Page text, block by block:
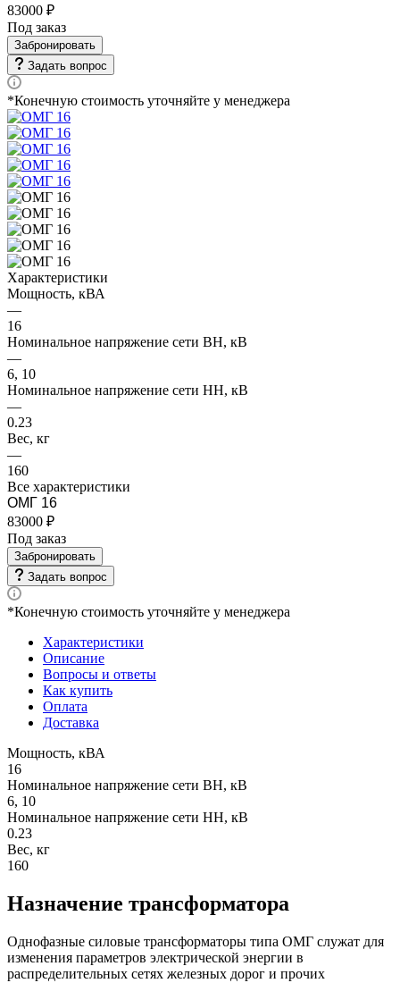
83000 ₽
Под заказ
Забронировать
Задать вопрос
*Конечную стоимость уточняйте у менеджера
Характеристики
Мощность, кВА
—
16
Номинальное напряжение сети ВН, кВ
—
6, 10
Номинальное напряжение сети НН, кВ
—
0.23
Вес, кг
—
160
Все характеристики
ОМГ 16
83000 ₽
Под заказ
Забронировать
Задать вопрос
*Конечную стоимость уточняйте у менеджера
Характеристики
Описание
Вопросы и ответы
Как купить
Оплата
Доставка
Мощность, кВА
16
Номинальное напряжение сети ВН, кВ
6, 10
Номинальное напряжение сети НН, кВ
0.23
Вес, кг
160
Назначение трансформатора
Однофазные силовые трансформаторы типа ОМГ служат для
изменения параметров электрической энергии в
распределительных сетях железных дорог и прочих